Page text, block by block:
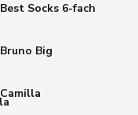
Best Socks 6-fach
Bruno Big
Camilla